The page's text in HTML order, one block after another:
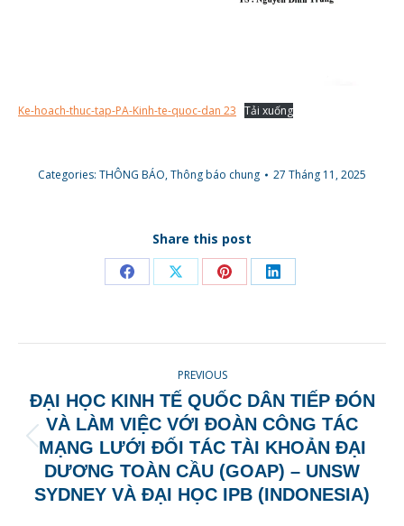
Ke-hoach-thuc-tap-PA-Kinh-te-quoc-dan 23 Tải xuống
Categories: THÔNG BÁO,Thông báo chung 27 Tháng 11, 2025
Share this post
Share Share Share Share
NAVIGATION
PREVIOUS
Previous
post:
ĐẠI HỌC KINH TẾ QUỐC DÂN TIẾP ĐÓN
VÀ LÀM VIỆC VỚI ĐOÀN CÔNG TÁC
MẠNG LƯỚI ĐỐI TÁC TÀI KHOẢN ĐẠI
DƯƠNG TOÀN CẦU (GOAP) – UNSW
SYDNEY VÀ ĐẠI HỌC IPB (INDONESIA)